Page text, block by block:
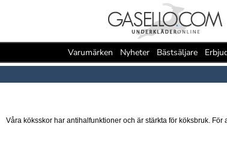
Varumärken Nyheter Bästsäljare
Våra köksskor har antihalfunktioner och är stärkta för köksbruk.